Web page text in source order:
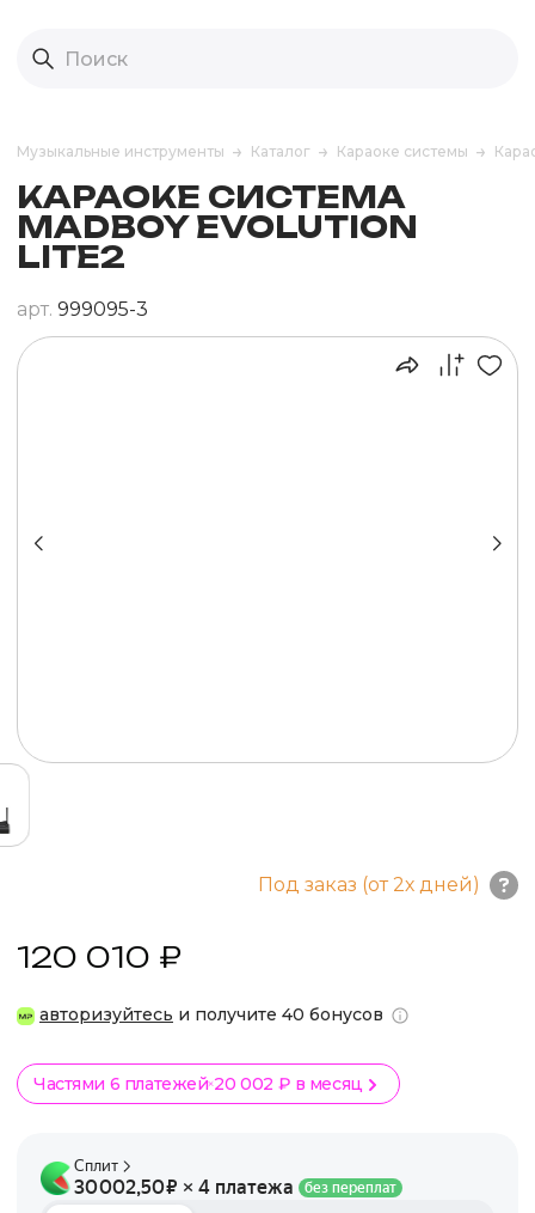
Музыкальные инструменты Каталог Караоке системы
КАРАОКЕ СИСТЕМА
MADBOY EVOLUTION
LITE2
арт. 999095-3
Под заказ (от 2х дней)
120 010 ₽
авторизуйтесь и получите 40 бонусов
Частями 6 платежей 20 002 ₽ в месяц